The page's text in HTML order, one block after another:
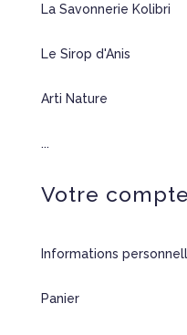
La Savonnerie Kolibri
Le Sirop d'Anis
Arti Nature
...
Votre compte
Informations
Panier